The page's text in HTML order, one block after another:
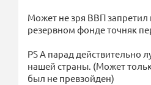
Может не зря ВВП запретил
резервном фонде точняк
PS А парад действительно
нашей страны. (Может
был не превзойден)